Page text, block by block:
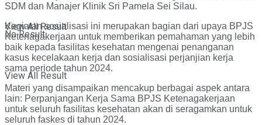
No Result
View All Result
View All Result
SDM dan Manajer Klinik Sri Pamela Sei Silau.
Kegiatan sosialisasi ini merupakan bagian dari upaya BPJS
Ketenagakerjaan untuk memberikan pemahaman yang lebih
baik kepada fasilitas kesehatan mengenai penanganan
kasus kecelakaan kerja dan sosialisasi perjanjian kerja
sama periode tahun 2024.
Materi yang disampaikan mencakup berbagai aspek antara
lain: Perpanjangan Kerja Sama BPJS Ketenagakerjaan
untuk seluruh fasilitas kesehatan akan di seragamkan untuk
seluruh faskes di tahun 2024.